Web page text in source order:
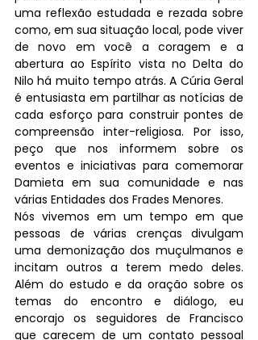
uma reflexão estudada e rezada sobre
como, em sua situação local, pode viver
de novo em você a coragem e a
abertura ao Espírito vista no Delta do
Nilo há muito tempo atrás. A Cúria Geral
é entusiasta em partilhar as notícias de
cada esforço para construir pontes de
compreensão inter-religiosa. Por isso,
peço que nos informem sobre os
eventos e iniciativas para comemorar
Damieta em sua comunidade e nas
várias Entidades dos Frades Menores.
Nós vivemos em um tempo em que
pessoas de várias crenças divulgam
uma demonização dos muçulmanos e
incitam outros a terem medo deles.
Além do estudo e da oração sobre os
temas do encontro e diálogo, eu
encorajo os seguidores de Francisco
que carecem de um contato pessoal